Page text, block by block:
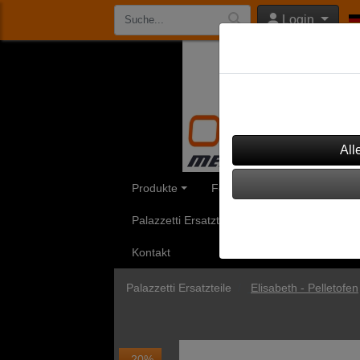
Login
Produkte Feinstaubfilter
Palazzetti Ersatzteile
Kontakt
Palazzetti Ersatzteile Elisabeth - Pelletofen